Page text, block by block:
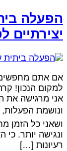
הפעלה
אם אתם
למקום הנכון!
אני מרגישה את
ונושמת הפעלות,
ושאני כל הזמן
ונגישה יותר.
רעיונות […]